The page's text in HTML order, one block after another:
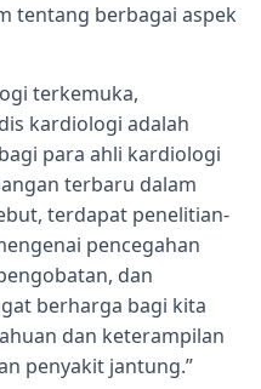
tentang berbagai aspek
terkemuka,
kardiologi adalah
para ahli kardiologi
terbaru dalam
terdapat penelitian-
pencegahan
dan
berharga bagi kita
dan keterampilan
penyakit jantung.”